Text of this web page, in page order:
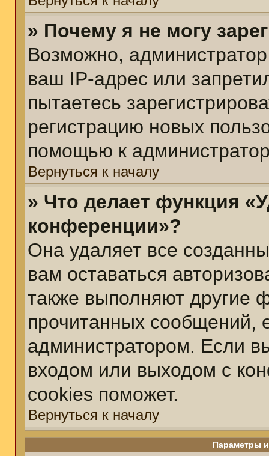
» Почему я не могу
Возможно,
ваш IP-адрес или
пытаетесь
регистрацию новых
помощью к
Вернуться к началу
» Что делает функция
конференции»?
Она удаляет все
вам оставаться
также выполняют другие
прочитанных сообщений,
администратором. Если
входом или выходом с
cookies поможет.
Вернуться к началу
Параметры